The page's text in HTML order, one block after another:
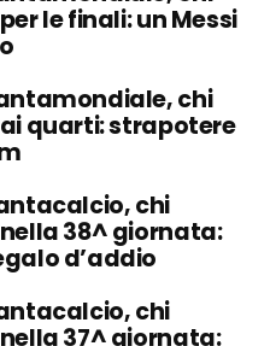
le finali: un Messi
chi
quarti: strapotere
chi
38^ giornata:
d’addio
chi
37^ giornata: